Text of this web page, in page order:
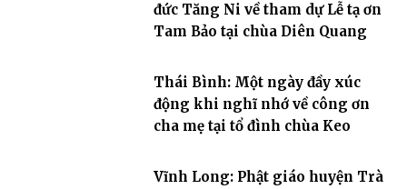
đức Tăng Ni về tham dự Lễ tạ ơn
Tam Bảo tại chùa Diên Quang
Thái Bình: Một ngày đầy xúc
động khi nghĩ nhớ về công ơn
cha mẹ tại tổ đình chùa Keo
Vĩnh Long: Phật giáo huyện Trà